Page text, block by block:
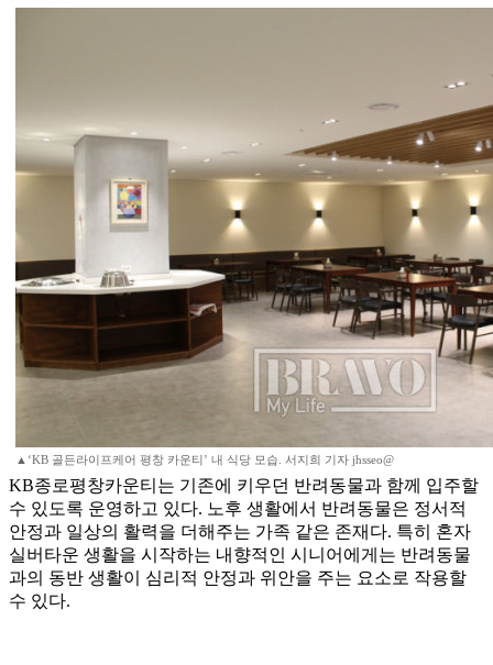
▲‘KB 골든라이프케어 평창 카운티’ 내 식당 모습. 서지희 기자 jhsseo@
KB종로평창카운티는 기존에 키우던 반려동물과 함께 입주할
수 있도록 운영하고 있다. 노후 생활에서 반려동물은 정서적
안정과 일상의 활력을 더해주는 가족 같은 존재다. 특히 혼자
실버타운 생활을 시작하는 내향적인 시니어에게는 반려동물
과의 동반 생활이 심리적 안정과 위안을 주는 요소로 작용할
수 있다.